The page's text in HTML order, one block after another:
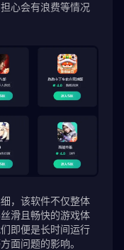
心会有浪费等情况
，该软件不仅整体
滑且畅快的游戏体
即便是长时间运行
面问题的影响。